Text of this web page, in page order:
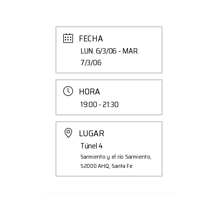
FECHA
LUN. 6/3/06 - MAR.
7/3/06
HORA
19:00 - 21:30
LUGAR
Túnel 4
Sarmiento y el río Sarmiento,
S2000 AHQ, Santa Fe